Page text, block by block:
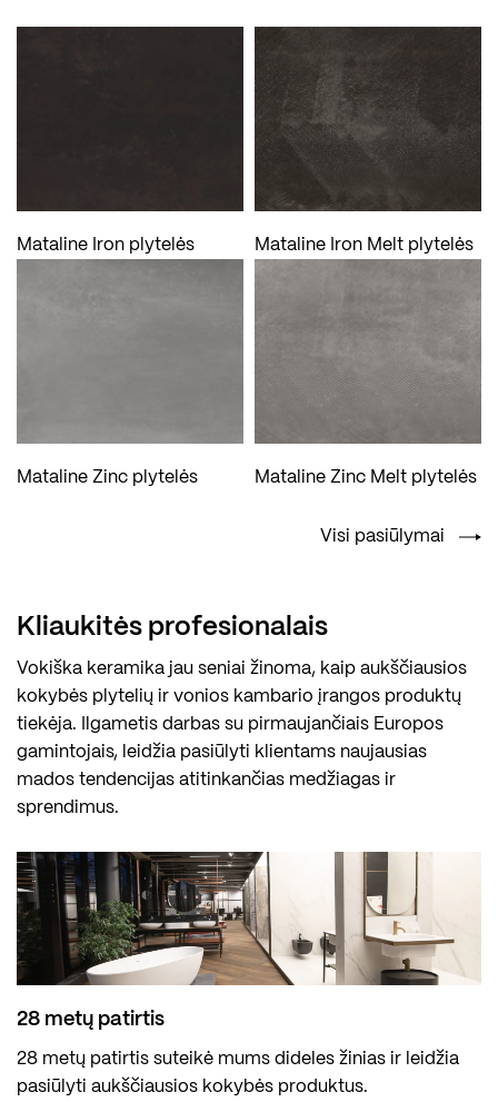
Mataline Iron plytelės Mataline Iron Melt plytelės
Mataline Zinc plytelės Mataline Zinc Melt plytelės
Visi pasiūlymai
Kliaukitės profesionalais
Vokiška keramika jau seniai žinoma, kaip aukščiausios
kokybės plytelių ir vonios kambario įrangos produktų
tiekėja. Ilgametis darbas su pirmaujančiais Europos
gamintojais, leidžia pasiūlyti klientams naujausias
mados tendencijas atitinkančias medžiagas ir
sprendimus.
28 metų patirtis
28 metų patirtis suteikė mums dideles žinias ir leidžia
pasiūlyti aukščiausios kokybės produktus.